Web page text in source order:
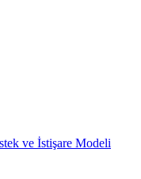
ve İstişare Modeli